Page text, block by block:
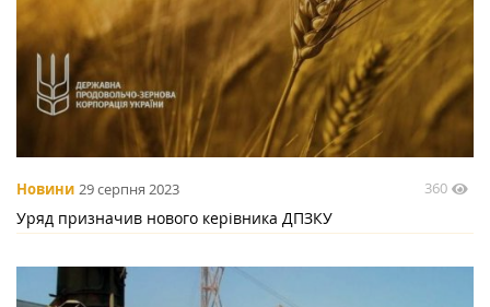
Новини 29 серпня 2023 360
Уряд призначив нового керівника ДПЗКУ